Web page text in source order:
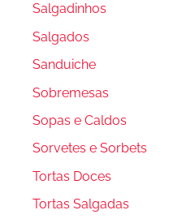
Salgadinhos
Salgados
Sanduiche
Sobremesas
Sopas e Caldos
Sorvetes e Sorbets
Tortas Doces
Tortas Salgadas